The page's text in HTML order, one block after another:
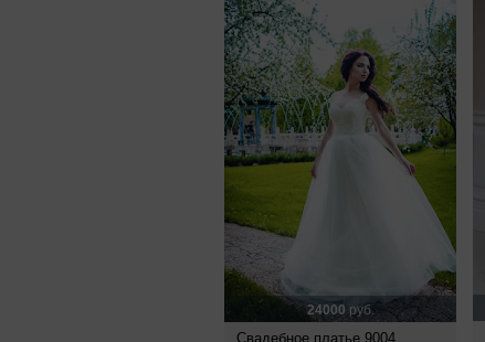
24000 руб.
Свадебное платье 9004